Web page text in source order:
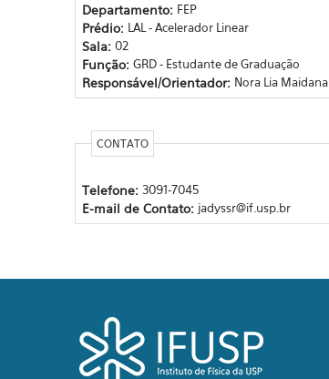
Departamento: FEP
Prédio: LAL - Acelerador Linear
Sala: 02
Função: GRD - Estudante de Graduação
Responsável/Orientador: Nora Lia Maidana
CONTATO
Telefone: 3091-7045
E-mail de Contato: jadyssr@if.usp.br